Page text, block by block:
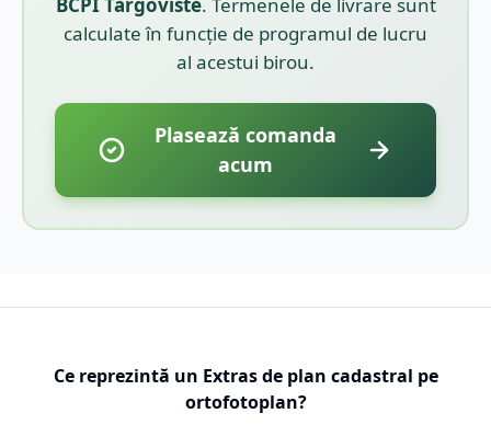
calculate în funcție de programul de lucru
al acestui birou.
Plasează comanda
acum
Ce reprezintă un Extras de plan cadastral pe
ortofotoplan?